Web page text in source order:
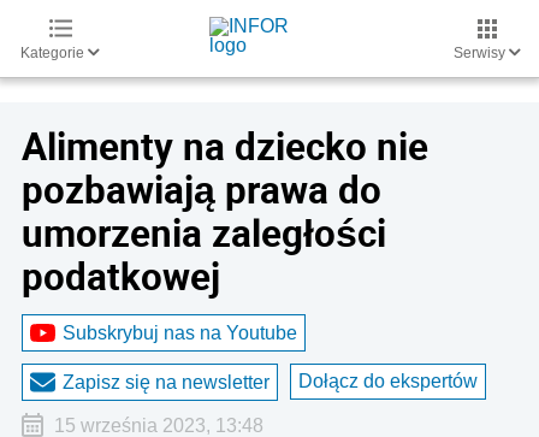
Kategorie Serwisy
Alimenty na dziecko nie
pozbawiają prawa do
umorzenia zaległości
podatkowej
Subskrybuj nas na Youtube
Zapisz się na newsletter Dołącz do ekspertów
15 września 2023, 13:48